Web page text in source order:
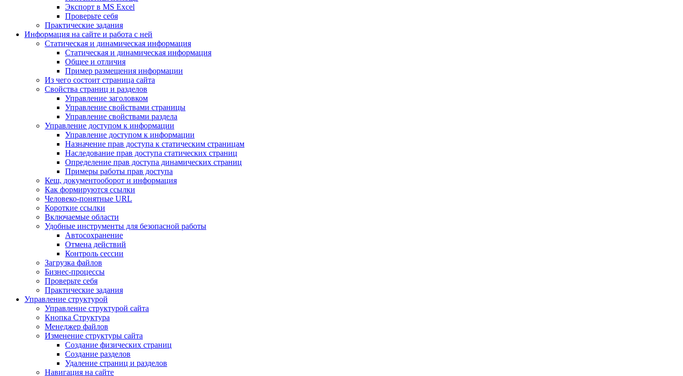
Экспорт в MS Excel
Проверьте себя
Практические задания
Информация на сайте и работа с ней
Статическая и динамическая информация
Статическая и динамическая информация
Общее и отличия
Пример размещения информации
Из чего состоит страница сайта
Свойства страниц и разделов
Управление заголовком
Управление свойствами страницы
Управление свойствами раздела
Управление доступом к информации
Управление доступом к информации
Назначение прав доступа к статическим страницам
Наследование прав доступа статических страниц
Определение прав доступа динамических страниц
Примеры работы прав доступа
Кеш, документооборот и информация
Как формируются ссылки
Человеко-понятные URL
Короткие ссылки
Включаемые области
Удобные инструменты для безопасной работы
Автосохранение
Отмена действий
Контроль сессии
Загрузка файлов
Бизнес-процессы
Проверьте себя
Практические задания
Управление структурой
Управление структурой сайта
Кнопка Структура
Менеджер файлов
Изменение структуры сайта
Создание физических страниц
Создание разделов
Удаление страниц и разделов
Навигация на сайте